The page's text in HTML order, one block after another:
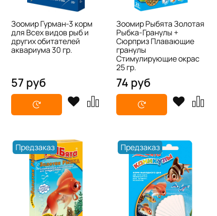
Зоомир Гурман-3 корм
для Всех видов рыб и
других обитателей
аквариума 30 гр.
57 руб
Зоомир Рыбята Золотая
Рыбка-Гранулы +
Сюрприз Плавающие
гранулы
Стимулирующие окрас
25 гр.
74 руб
Предзаказ Предзаказ